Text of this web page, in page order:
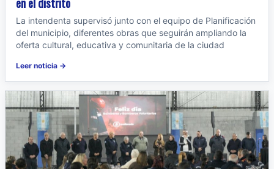
La intendenta supervisó junto con el equipo de Planificación
del municipio, diferentes obras que seguirán ampliando la
oferta cultural, educativa y comunitaria de la ciudad
Leer noticia →